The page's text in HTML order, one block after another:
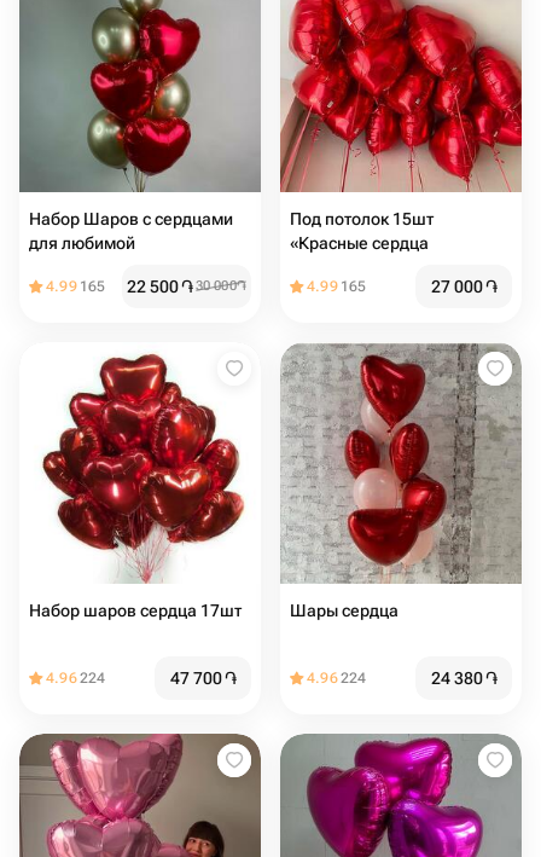
Набор Шаров с сердцами
для любимой
4.99 165 22 500֏30 000֏
Под потолок 15шт
«Красные сердца
4.99 165 27 000֏
Набор шаров сердца 17шт
4.96224 47 700֏
Шары сердца
4.96224 24 380֏